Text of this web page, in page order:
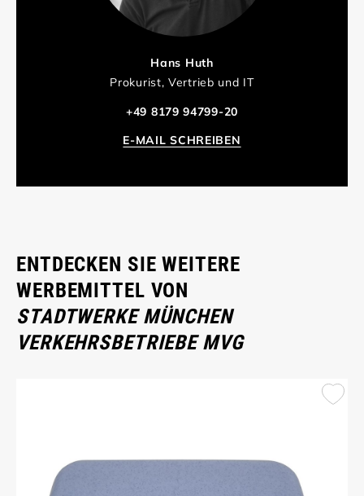
Hans Huth
Prokurist, Vertrieb und IT
+49 8179 94799-20
E-MAIL SCHREIBEN
ENTDECKEN SIE WEITERE
WERBEMITTEL VON
STADTWERKE MÜNCHEN
VERKEHRSBETRIEBE MVG